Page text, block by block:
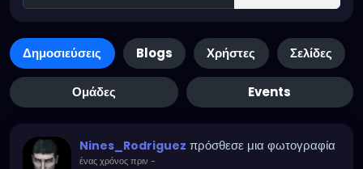
Δημοσιεύσεις Blogs Χρήστες Σελίδες
Ομάδες Events
Nines_Rodriguez πρόσθεσε μια φωτογραφία
ένας χρόνος πριν -